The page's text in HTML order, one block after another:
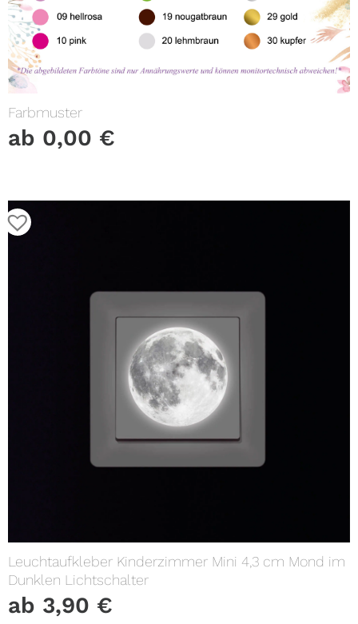
Farbmuster
ab 0,00 €
Leuchtaufkleber Kinderzimmer Mini 4,3 cm Mond im
Dunklen Lichtschalter
ab 3,90 €